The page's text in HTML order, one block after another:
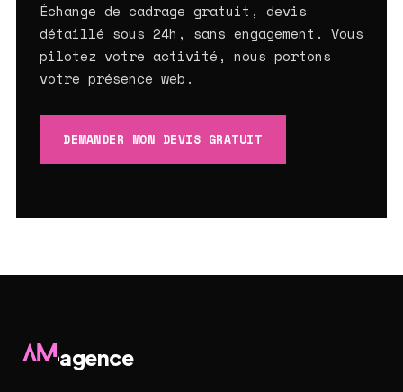
Échange de cadrage gratuit, devis
détaillé sous 24h, sans engagement. Vous
pilotez votre activité, nous portons
votre présence web.
DEMANDER MON DEVIS GRATUIT
agence